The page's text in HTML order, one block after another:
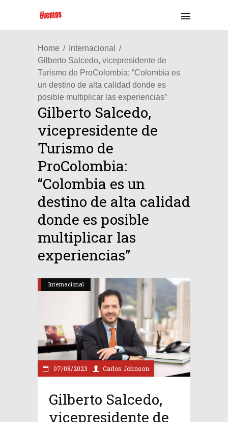
Home
Internacional
Gilberto Salcedo, vicepresidente de
Turismo de ProColombia: “Colombia es
un destino de alta calidad donde es
posible multiplicar las experiencias”
Gilberto Salcedo,
vicepresidente de
Turismo de
ProColombia:
“Colombia es un
destino de alta calidad
donde es posible
multiplicar las
experiencias”
Internacional
07/08/2023 Carlos Johnson
Gilberto Salcedo,
vicepresidente de